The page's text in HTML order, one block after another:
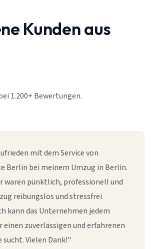
Kunden aus
1.200+ Bewertungen.
mit dem Service von
Berlin bei meinem Umzug in Berlin.
waren pünktlich, professionell und
reibungslos und stressfrei
kann das Unternehmen jedem
einen zuverlässigen und erfahrenen
sucht. Vielen Dank!"